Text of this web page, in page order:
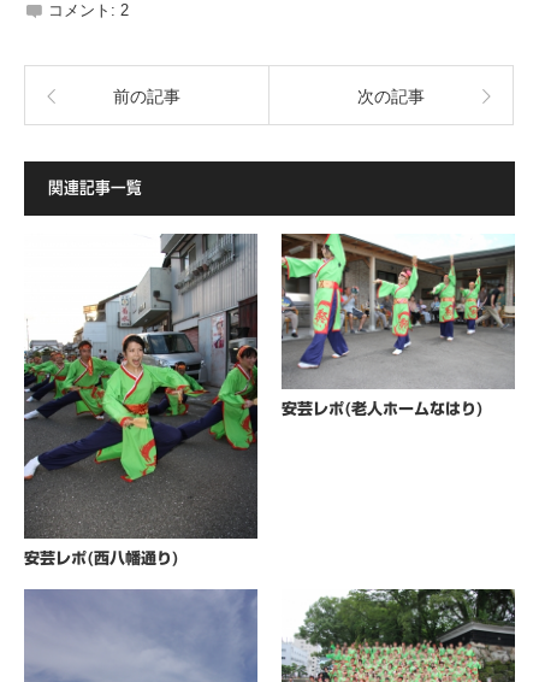
コメント: 2
前の記事 次の記事
関連記事一覧
安芸レポ(西八幡通り)
安芸レポ(老人ホームなはり)